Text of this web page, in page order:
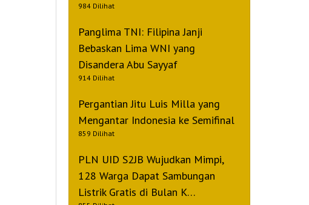
984 Dilihat
Panglima TNI: Filipina Janji
Bebaskan Lima WNI yang
Disandera Abu Sayyaf
914 Dilihat
Pergantian Jitu Luis Milla yang
Mengantar Indonesia ke Semifinal
859 Dilihat
PLN UID S2JB Wujudkan Mimpi,
128 Warga Dapat Sambungan
Listrik Gratis di Bulan K…